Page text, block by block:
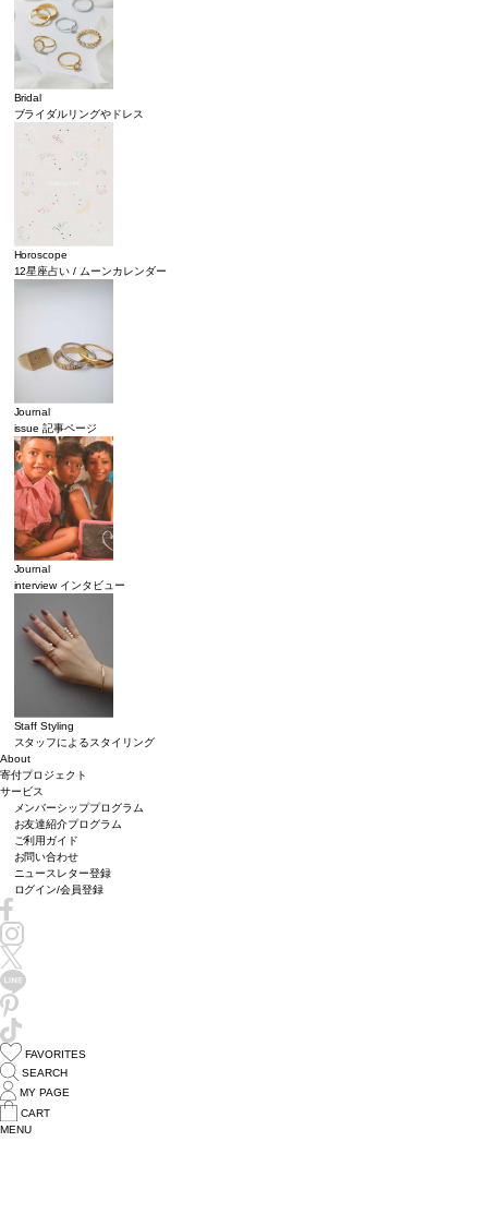
Bridal
ブライダルリングやドレス
Horoscope
12星座占い / ムーンカレンダー
Journal
issue 記事ページ
Journal
interview インタビュー
Staff Styling
スタッフによるスタイリング
About
寄付プロジェクト
サービス
メンバーシッププログラム
お友達紹介プログラム
ご利用ガイド
お問い合わせ
ニュースレター登録
ログイン/会員登録
FAVORITES
SEARCH
MY PAGE
CART
MENU